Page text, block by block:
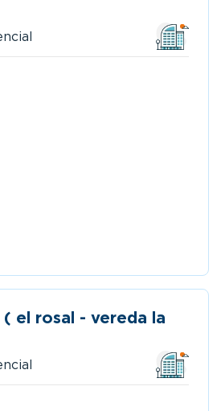
el rosal - vereda la